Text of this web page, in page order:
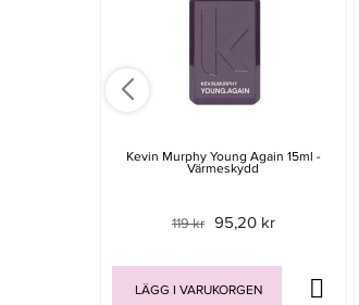
Kevin Murphy Young Again 15ml -
Värmeskydd
119 kr 95,20 kr
LÄGG I VARUKORGEN